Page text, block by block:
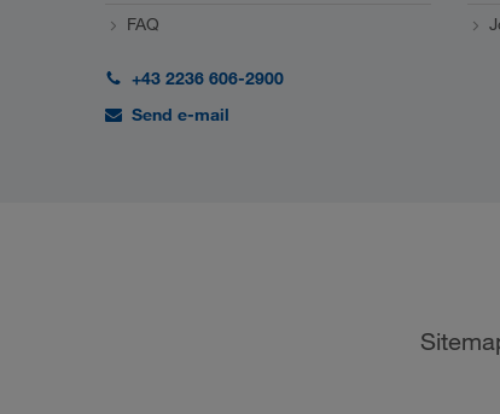
FAQ
+43 2236 606-2900
Send e-mail